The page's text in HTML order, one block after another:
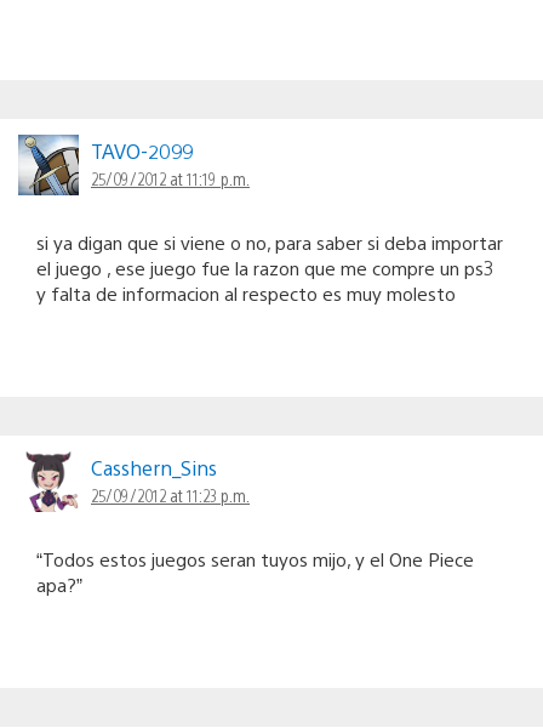
TAVO-2099
25/09/2012 at 11:19 p.m.
si ya digan que si viene o no, para saber si deba importar
el juego , ese juego fue la razon que me compre un ps3
y falta de informacion al respecto es muy molesto
Casshern_Sins
25/09/2012 at 11:23 p.m.
“Todos estos juegos seran tuyos mijo, y el One Piece
apa?”